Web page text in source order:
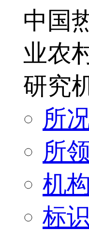
中国
业农
研究
所
所
机
标